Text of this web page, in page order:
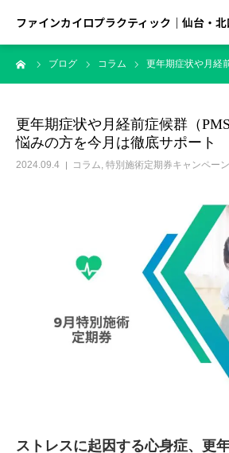
ファインカイロプラクティック｜仙台・
ブログ コラム 更年期症状や月経
更年期症状や月経前症候群（
悩みの方を今月は徹底サポート
2024.09.4 コラム, 特別施術定期券キャンペーン
ストレスに起因する心身症、更